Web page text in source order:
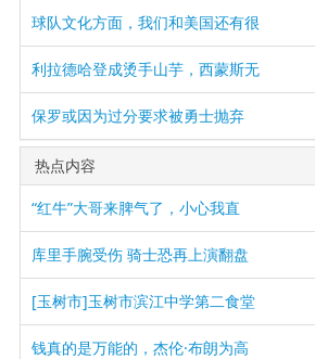
球队文化方面，我们和美国还有很
利拉德哈登成烫手山芋，西蒙斯无
保罗或因为过分要求被勇士抛弃
热点内容
“红牛”大哥来脾气了，小心我直
库里手腕受伤 骑士恐再上演翻盘
[玉树市]玉树市滨江中学第二食堂
钱真的是万能的，杰伦·布朗为高